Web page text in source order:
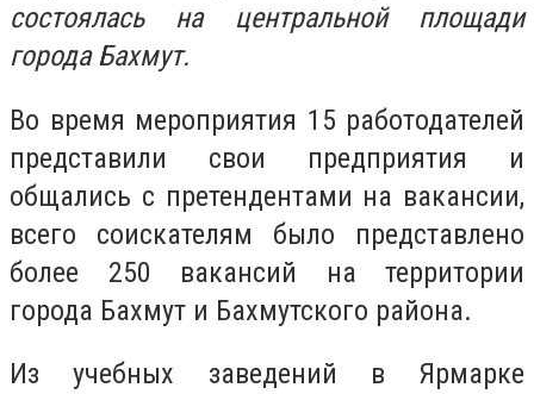
состоялась на центральной площади
города Бахмут.
Во время мероприятия 15 работодателей
представили свои предприятия и
общались с претендентами на вакансии,
всего соискателям было представлено
более 250 вакансий на территории
города Бахмут и Бахмутского района.
Из учебных заведений в Ярмарке